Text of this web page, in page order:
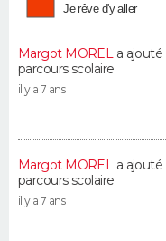
Je rêve d'y aller
Margot MORELa ajouté
parcours scolaire
il y a 7 ans
Margot MORELa ajouté
parcours scolaire
il y a 7 ans